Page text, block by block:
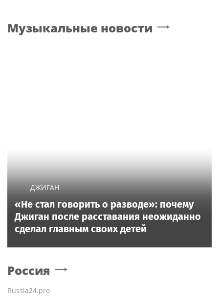
Музыкальные новости
ДЖИГАН
«Не стал говорить о разводе»: почему
Джиган после расставания неожиданно
сделал главным своих детей
Россия
Russia24.pro